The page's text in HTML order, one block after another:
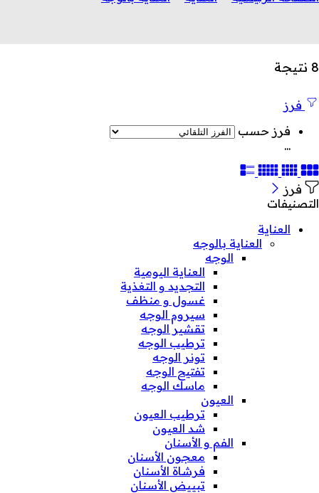
8 نتيجة
فرز
فرز حسب
...
فرز
التصنيفات
العناية
العناية بالوجه
الوجه
العناية اليومية
التجديد و التغذية
غسول و منظف
سيروم الوجه
تقشير الوجه
ترطيب الوجه
تونر الوجه
تفتيح الوجه
ماسك الوجه
العيون
ترطيب العيون
شد العيون
الفم و الأسنان
معجون الأسنان
فرشاة الأسنان
تبييض الأسنان